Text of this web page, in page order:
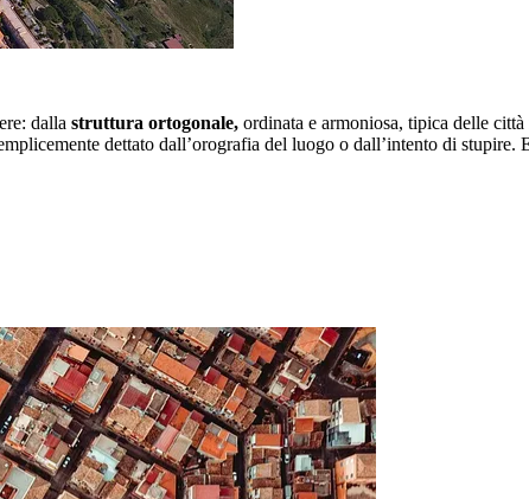
dalla struttura ortogonale, ordinata e armoniosa, tipica delle
dettato dall’orografia del luogo o dall’intento di stupire.